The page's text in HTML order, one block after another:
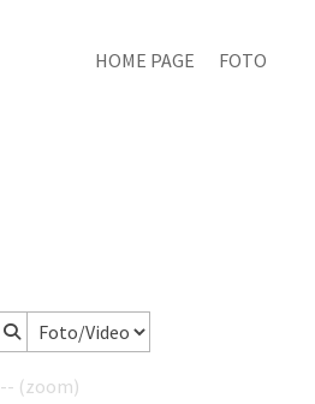
HOME PAGE FOTO
-- (zoom)